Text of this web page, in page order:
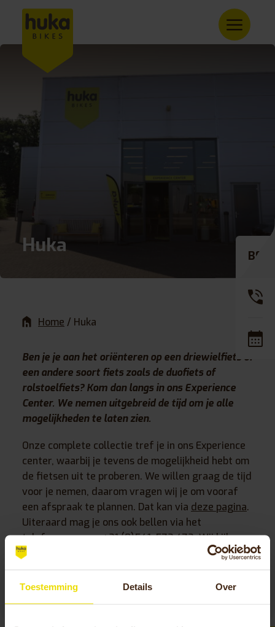
Toestemming Details Over
Huka
Home / Huka
Ben je je aan het oriënteren op een driewielfiets of
een andere soort fiets zoals de duofiets of
rolstoelfiets? Kom dan langs in ons Experience
Center. We nemen uitgebreid de tijd om je alle
mogelijkheden te laten zien.
Onze complete collectie tref je in ons Experience
center, waarbij je tevens de mogelijkheid hebt om
de fietsen uit te proberen. We willen graag de tijd
voor je nemen, daarom vragen wij je om vooraf
een afspraak te plannen. Dat kan via deze pagina.
Uiteraard mag je ons ook bellen via het
telefoonnummer+31 (0)541-572 472. Wij kijken
uit naar je komst. Neem gerust meerdere
BE